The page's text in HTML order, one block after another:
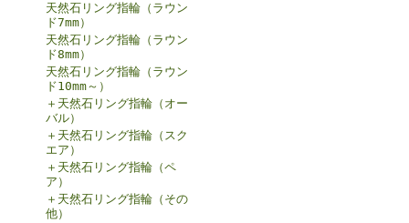
天然石リング指輪（ラウン
ド7mm）
天然石リング指輪（ラウン
ド8mm）
天然石リング指輪（ラウン
ド10mm～）
＋天然石リング指輪（オー
バル）
＋天然石リング指輪（スク
エア）
＋天然石リング指輪（ペ
ア）
＋天然石リング指輪（その
他）